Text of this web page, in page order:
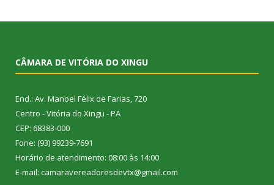
CÂMARA DE VITÓRIA DO XINGU
End.: Av. Manoel Félix de Farias, 720
Centro - Vitória do Xingu - PA
CEP: 68383-000
Fone: (93) 99239-7691
Horário de atendimento: 08:00 às 14:00
E-mail: camaravereadoresdevtx@gmail.com